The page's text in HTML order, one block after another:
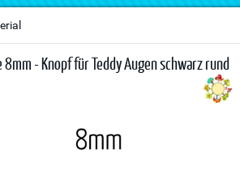
- Knopf für Teddy Augen schwarz rund